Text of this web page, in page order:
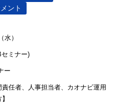
ント
水）
ミナー)
ー
責任者、人事担当者、カオナビ運用